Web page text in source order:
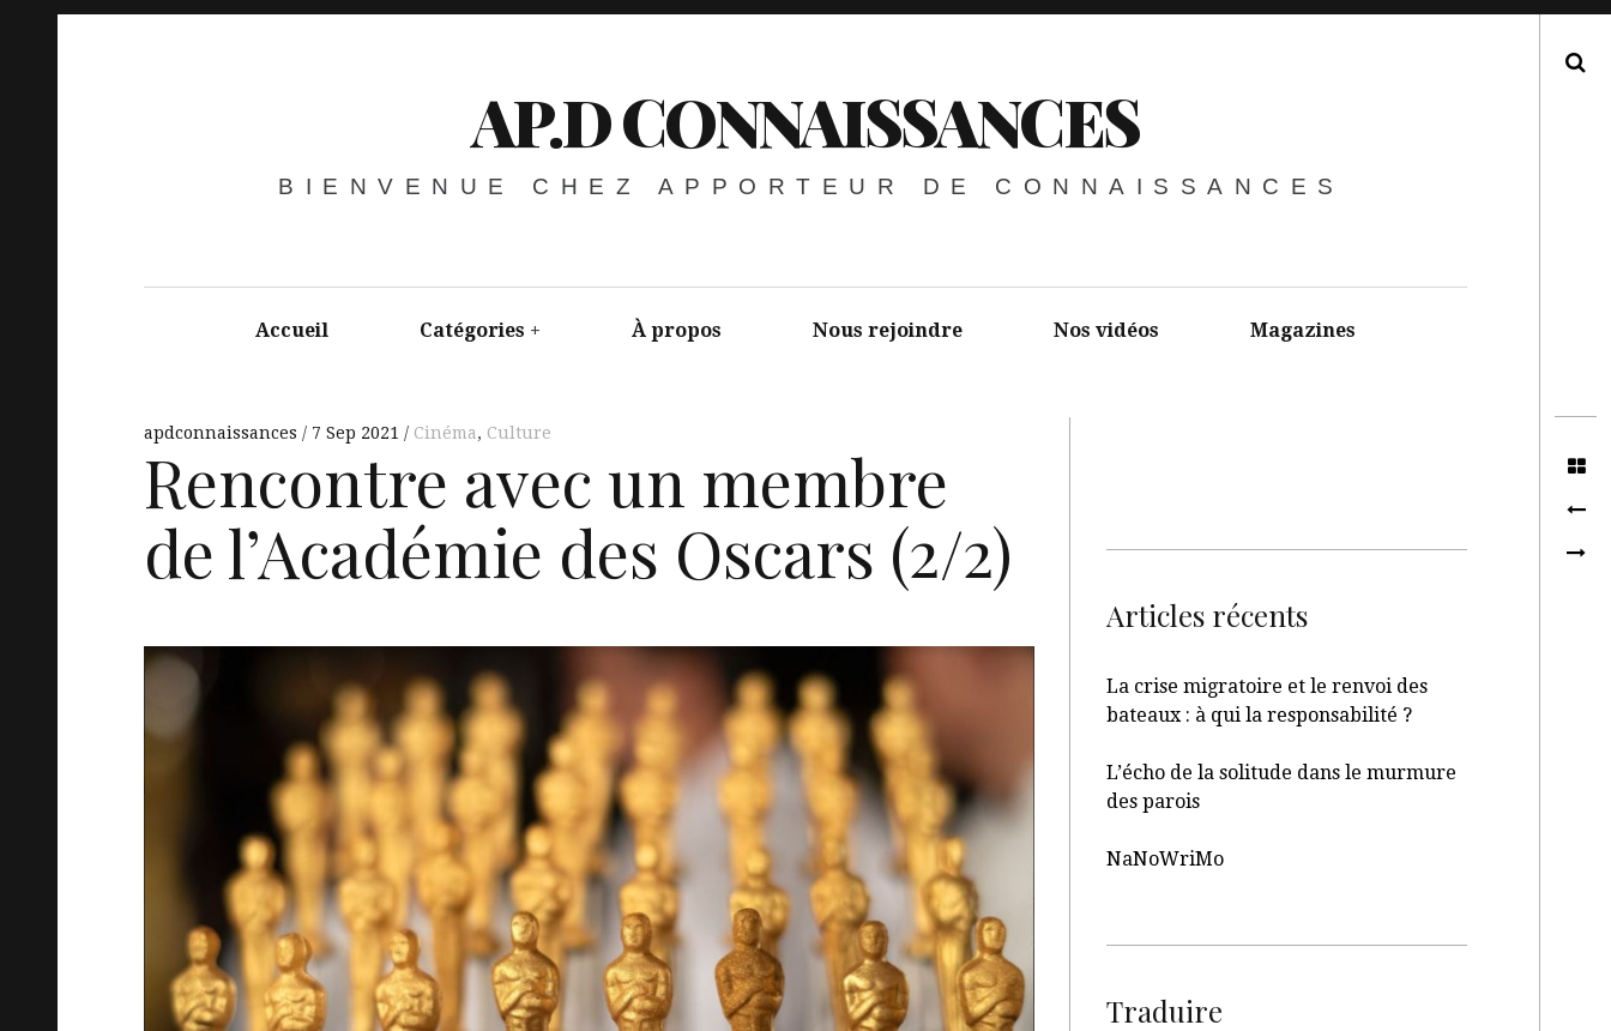
AP.D CONNAISSANCES
BIENVENUE CHEZ APPORTEUR DE CONNAISSANCES
Accueil Catégories À propos Nous rejoindre Nos vidéos Magazines
apdconnaissances 7 Sep 2021 Cinéma, Culture
Rencontre avec un membre
de l’Académie des Oscars (2/2)
Articles récents
La crise migratoire et le renvoi des
bateaux : à qui la responsabilité ?
L’écho de la solitude dans le murmure
des parois
NaNoWriMo
Traduire